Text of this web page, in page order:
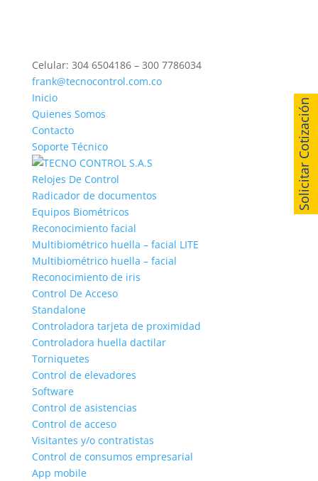
Celular: 304 6504186 – 300 7786034
frank@tecnocontrol.com.co
Inicio
Quienes Somos
Contacto
Soporte Técnico
Relojes De Control
Radicador de documentos
Equipos Biométricos
Reconocimiento facial
Multibiométrico huella – facial LITE
Multibiométrico huella – facial
Reconocimiento de iris
Control De Acceso
Standalone
Controladora tarjeta de proximidad
Controladora huella dactilar
Torniquetes
Control de elevadores
Software
Control de asistencias
Control de acceso
Visitantes y/o contratistas
Control de consumos empresarial
App mobile
Solicitar Cotización